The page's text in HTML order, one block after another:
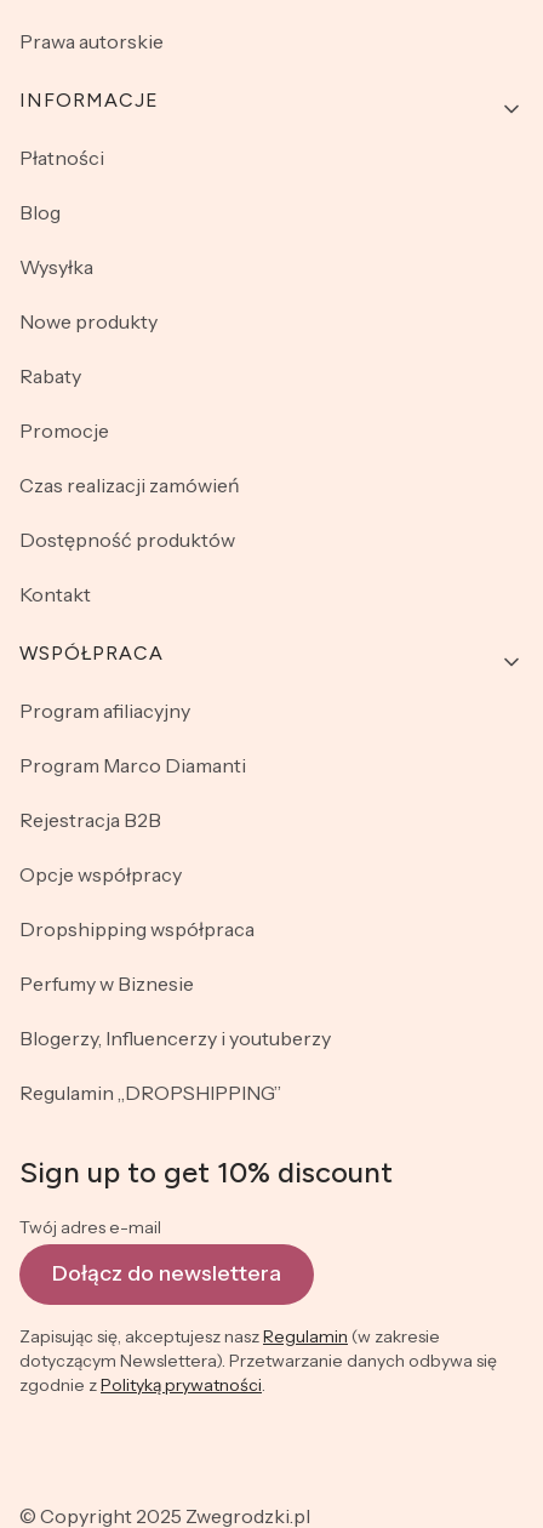
Prawa autorskie
INFORMACJE
Płatności
Blog
Wysyłka
Nowe produkty
Rabaty
Promocje
Czas realizacji zamówień
Dostępność produktów
Kontakt
WSPÓŁPRACA
Program afiliacyjny
Program Marco Diamanti
Rejestracja B2B
Opcje współpracy
Dropshipping współpraca
Perfumy w Biznesie
Blogerzy, Influencerzy i youtuberzy
Regulamin „DROPSHIPPING”
Sign up to get 10% discount
Twój adres e-mail
Dołącz do newslettera
Zapisując się, akceptujesz naszRegulamin (w zakresie
dotyczącym Newslettera). Przetwarzanie danych odbywa się
zgodnie zPolityką prywatności
© Copyright 2025 Zwegrodzki.pl